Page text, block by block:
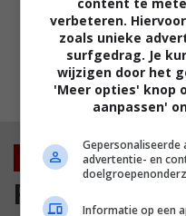
aan voor
NETFLIX
MEEST GELEZEN
Nieuws
Film
verbeteren.
zoals unieke
surfgedrag. Je
wijzigen door het
'Meer opties' knop
aanpassen'
advertentie- en
Informatie op een